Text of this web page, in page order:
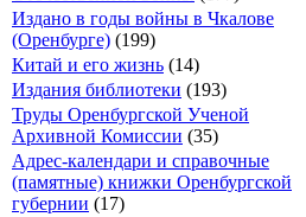
Издано в годы войны в Чкалове
(Оренбурге) (199)
Китай и его жизнь (14)
Издания библиотеки (193)
Труды Оренбургской Ученой
Архивной Комиссии (35)
Адрес-календари и справочные
(памятные) книжки Оренбургской
губернии (17)